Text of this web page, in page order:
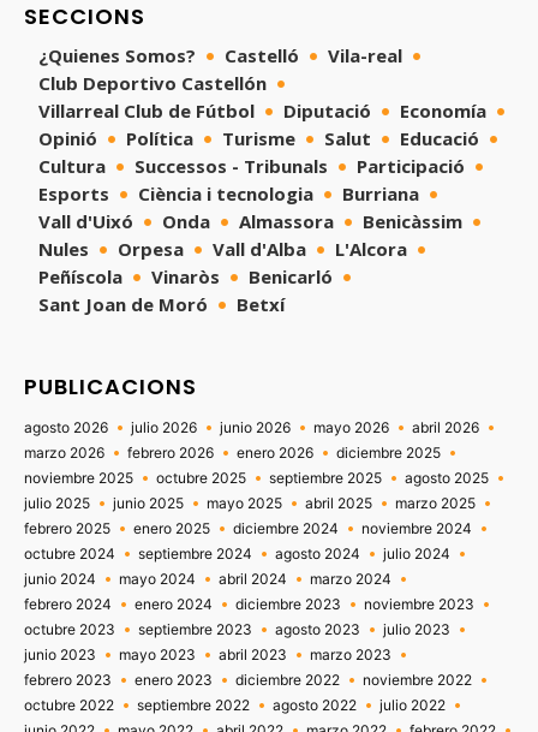
SECCIONS
¿Quienes Somos? Castelló
Vila-real
Club Deportivo Castellón
Villarreal Club de Fútbol
Diputació
Economía
Opinió
Política Turisme Salut
Educació
Cultura
Successos - Tribunals
Participació
Esports
Ciència i tecnologia
Burriana
Vall d'Uixó
Onda Almassora
Benicàssim
Nules
Orpesa Vall d'Alba
L'Alcora
Peñíscola
Vinaròs
Benicarló
Sant Joan de Moró
Betxí
PUBLICACIONS
agosto 2026 julio 2026 junio 2026 mayo 2026
abril 2026
marzo 2026
febrero 2026 enero 2026
diciembre 2025
noviembre 2025
octubre 2025 septiembre 2025
agosto 2025
julio 2025
junio 2025 mayo 2025 abril 2025
marzo 2025
febrero 2025
enero 2025 diciembre 2024
noviembre 2024
octubre 2024
septiembre 2024 agosto 2024
julio 2024
junio 2024
mayo 2024 abril 2024
marzo 2024
febrero 2024
enero 2024 diciembre 2023
noviembre 2023
octubre 2023
septiembre 2023 agosto 2023
julio 2023
junio 2023
mayo 2023 abril 2023
marzo 2023
febrero 2023
enero 2023 diciembre 2022
noviembre 2022
octubre 2022
septiembre 2022 agosto 2022
julio 2022